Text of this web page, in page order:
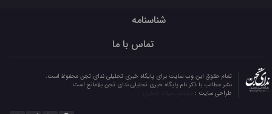
شناسنامه
تماس با ما
تمام حقوق این وب سایت برای پایگاه خبری تحلیلی ندای تجن محفوظ است.
نشر مطالب با ذکر نام پایگاه خبری تحلیلی ندای تجن بلامانع است.
طراحی سایت :